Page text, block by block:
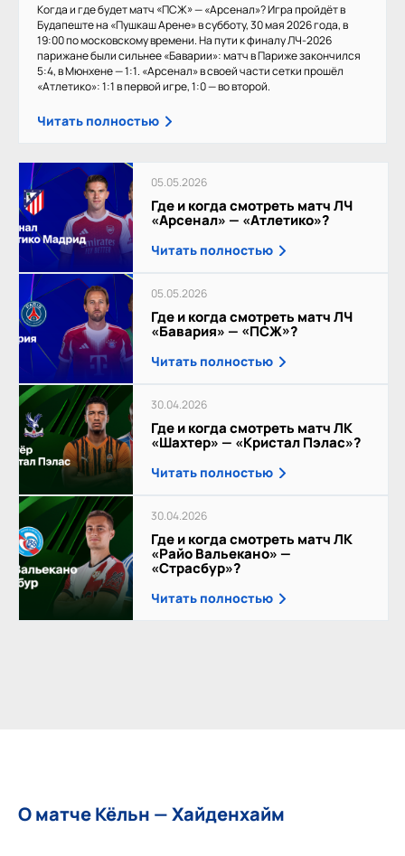
Когда и где будет матч «ПСЖ» — «Арсенал»? Игра пройдёт в
Будапеште на «Пушкаш Арене» в субботу, 30 мая 2026 года, в
19:00 по московскому времени. На пути к финалу ЛЧ-2026
парижане были сильнее «Баварии»: матч в Париже закончился
5:4, в Мюнхене — 1:1. «Арсенал» в своей части сетки прошёл
«Атлетико»: 1:1 в первой игре, 1:0 — во второй.
Читать полностью
05.05.2026
Где и когда смотреть матч ЛЧ
«Арсенал» — «Атлетико»?
Читать полностью
05.05.2026
Где и когда смотреть матч ЛЧ
«Бавария» — «ПСЖ»?
Читать полностью
30.04.2026
Где и когда смотреть матч ЛК
«Шахтер» — «Кристал Пэлас»?
Читать полностью
30.04.2026
Где и когда смотреть матч ЛК
«Райо Вальекано» —
«Страсбур»?
Читать полностью
О матче Кёльн — Хайденхайм